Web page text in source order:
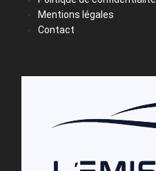
Mentions légales
Contact